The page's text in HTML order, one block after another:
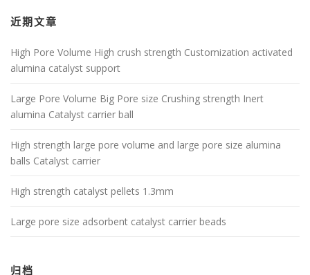
近期文章
High Pore Volume High crush strength Customization activated
alumina catalyst support
Large Pore Volume Big Pore size Crushing strength Inert
alumina Catalyst carrier ball
High strength large pore volume and large pore size alumina
balls Catalyst carrier
High strength catalyst pellets 1.3mm
Large pore size adsorbent catalyst carrier beads
归档